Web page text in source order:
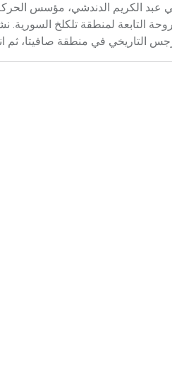
(علي عبد الكريم -) (1907-2000م) علي عبد
التابعة لمنطقة تلكلخ السورية.
في منطقة صافيتا، ثم انتقل